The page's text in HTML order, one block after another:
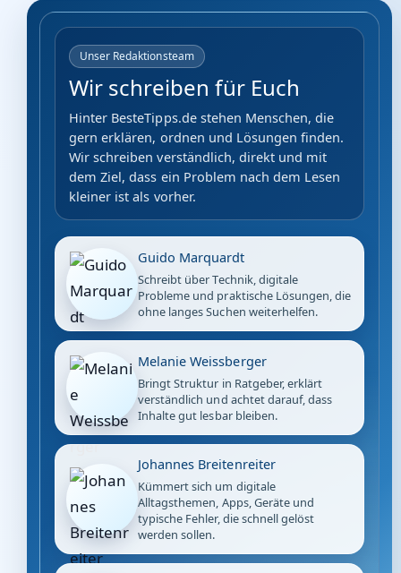
Unser Redaktionsteam
Wir schreiben für Euch
Hinter BesteTipps.de stehen Menschen, die
gern erklären, ordnen und Lösungen finden.
Wir schreiben verständlich, direkt und mit
dem Ziel, dass ein Problem nach dem Lesen
kleiner ist als vorher.
Guido Marquardt
Schreibt über Technik, digitale
Probleme und praktische Lösungen, die
ohne langes Suchen weiterhelfen.
Melanie Weissberger
Bringt Struktur in Ratgeber, erklärt
verständlich und achtet darauf, dass
Inhalte gut lesbar bleiben.
Johannes Breitenreiter
Kümmert sich um digitale
Alltagsthemen, Apps, Geräte und
typische Fehler, die schnell gelöst
werden sollen.